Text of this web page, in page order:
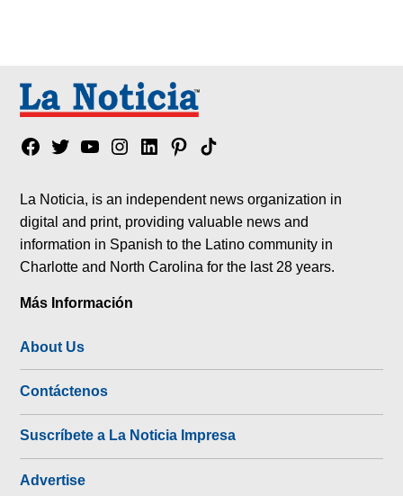
Facebook
TwitterYouTubeInstagram
LinkedinPinterest
Tik
La Noticia, is an independent news organization in
digital and print, providing valuable news and
information in Spanish to the Latino community in
Charlotte and North Carolina for the last 28 years.
Más Información
About Us
Contáctenos
Suscríbete a La Noticia Impresa
Advertise